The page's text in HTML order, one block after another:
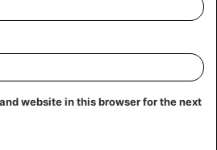
website in this browser for the next